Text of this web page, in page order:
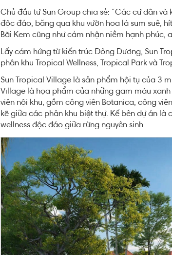
Chủ đầu tư Sun Group chia sẻ: “Các cư dân
độc đáo, băng qua khu vườn hoa lá sum suê,
Bãi Kem cũng như cảm nhận niềm hạnh phúc,
Lấy cảm hứng từ kiến trúc Đông Dương, Sun
phân khu Tropical Wellness, Tropical Park và
Sun Tropical Village là sản phẩm hội tụ của 3
Village là họa phẩm của những gam màu
viên nội khu, gồm công viên Botanica, công
kẽ giữa các phân khu biệt thự. Kế bên dự án là
wellness độc đáo giữa rừng nguyên sinh.